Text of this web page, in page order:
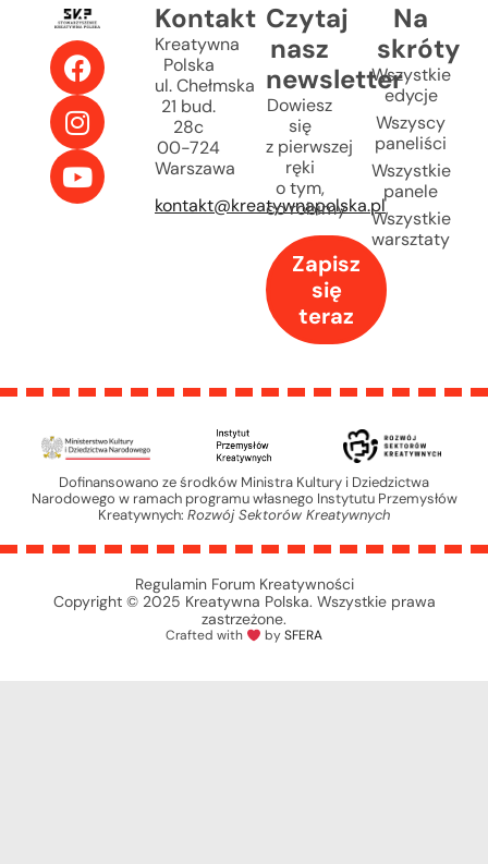
Kontakt
Kreatywna
Polska
ul. Chełmska
21 bud.
28c
00-724
Warszawa
kontakt@kreatywnapolska.pl
Czytaj
nasz
newsletter
Dowiesz
się
z pierwszej
ręki
o tym,
co robimy
Zapisz
się
teraz
Na
skróty
Wszystkie
edycje
Wszyscy
paneliści
Wszystkie
panele
Wszystkie
warsztaty
Dofinansowano ze środków Ministra Kultury i Dziedzictwa
Narodowego w ramach programu własnego Instytutu Przemysłów
Kreatywnych: Rozwój Sektorów Kreatywnych
Regulamin Forum Kreatywności
Copyright © 2025 Kreatywna Polska. Wszystkie prawa
zastrzeżone.
Crafted with bySFERA